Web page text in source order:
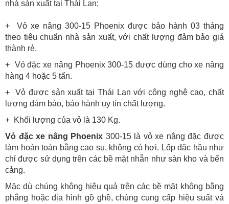
nhà sản xuất tại Thái Lan:
+ Vỏ xe nâng 300-15 Phoenix được bảo hành 03 tháng
theo tiêu chuẩn nhà sản xuất, với chất lượng đảm bảo giá
thành rẻ.
+ Vỏ đặc xe nâng Phoenix 300-15 được dùng cho xe nâng
hàng 4 hoặc 5 tấn.
+ Vỏ được sản xuất tại Thái Lan với công nghệ cao, chất
lượng đảm bảo, bảo hành uy tín chất lượng.
+ Khối lượng của vỏ là 130 Kg.
Vỏ đặc xe nâng Phoenix 300-15 là vỏ xe nâng đặc được
làm hoàn toàn bằng cao su, không có hơi. Lốp đặc hầu như
chỉ được sử dụng trên các bề mặt nhẵn như sàn kho và bến
cảng.
Mặc dù chúng không hiệu quả trên các bề mặt không bằng
phẳng hoặc địa hình gồ ghề, chúng cung cấp hiệu suất và